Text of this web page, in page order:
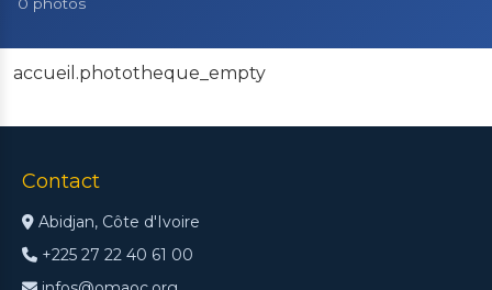
accueil.phototheque_empty
Contact
Abidjan, Côte d'Ivoire
+225 27 22 40 61 00